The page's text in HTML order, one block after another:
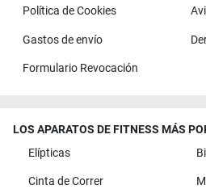
Política de Cookies
Gastos de envío
Formulario Revocación
LOS APARATOS DE FITNESS MÁS
Elípticas
Cinta de Correr